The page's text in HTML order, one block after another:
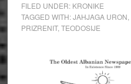
FILED UNDER: KRONIKE
TAGGED WITH:JAHJAGA URON
PRIZRENIT, TEODOSIJE